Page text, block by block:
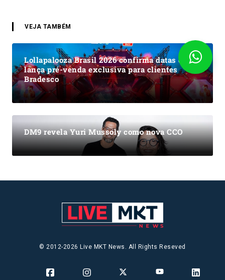
VEJA TAMBÉM
Lollapalooza Brasil 2026 confirma datas e
lança pré-venda exclusiva para clientes
Bradesco
DM9 revela Yuri Mussoly como nova CCO
© 2012-2026 Live MKT News. All Rights Reseved